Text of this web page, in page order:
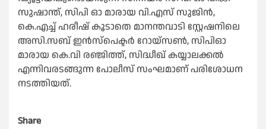
സുഷാന്ത്‌, സിപി ഓ മാരായ വി.എസ് സുജിൻ,
കെ.എച്ച് ഹരീഷ് കൂടാതെ മാനന്തവാടി സ്റ്റേഷനിലെ
അസി.സബ് ഇൻസ്‌പെക്ടർ റോയ്സൺ, സിപിഓ
മാരായ കെ.വി രഞ്ജിത്ത്, സിദ്ധീഖ് കയ്യാലക്കൽ
എന്നിവരടങ്ങുന്ന പോലീസ് സംഘമാണ് പരിശോധന
നടത്തിയത്.
Share